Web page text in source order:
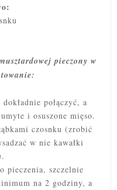
pieczony w
połączyć, a
myte i osuszone mięso.
czosnku (zrobić
w nie kawałki
pieczenia, szczelnie
na 2 godziny, a